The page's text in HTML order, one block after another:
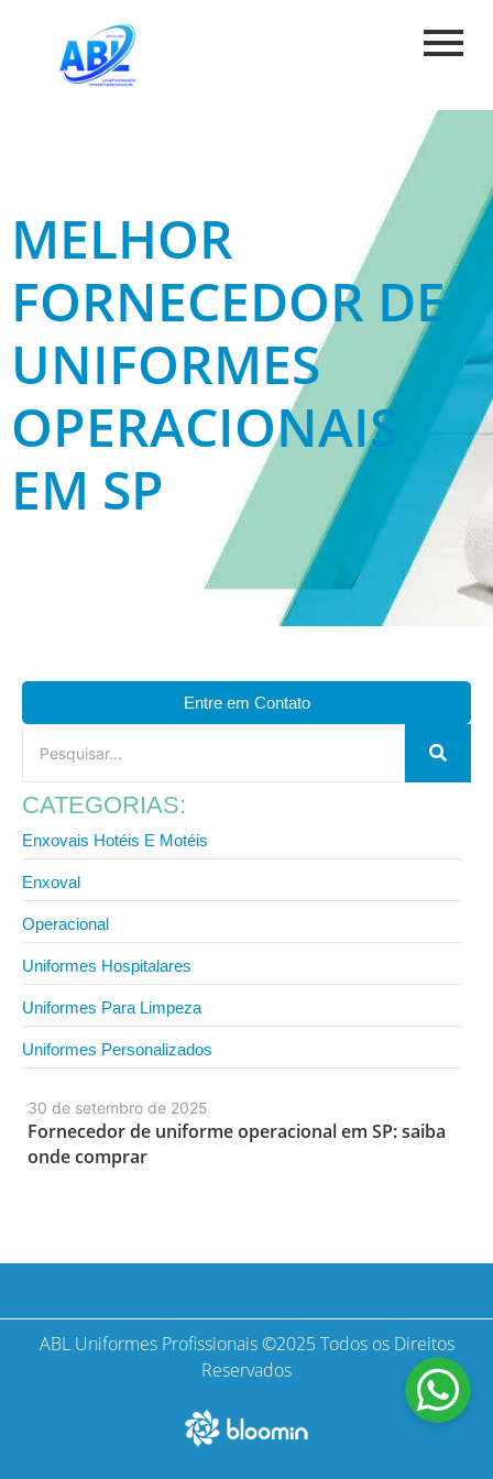
MELHOR
FORNECEDOR DE
UNIFORMES
OPERACIONAIS
EM SP
30 de setembro de 2025
Fornecedor de uniforme operacional em SP: saiba
onde comprar
Entre em Contato
CATEGORIAS:
Enxovais Hotéis E Motéis
Enxoval
Operacional
Uniformes Hospitalares
Uniformes Para Limpeza
Uniformes Personalizados
ABL Uniformes Profissionais ©2025 Todos os Direitos
Reservados